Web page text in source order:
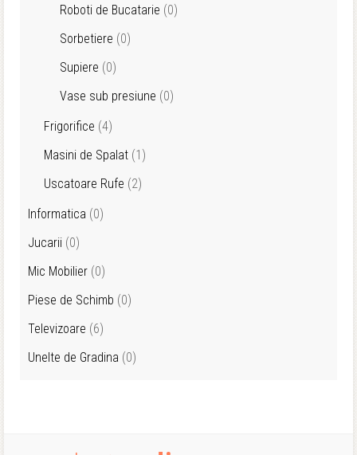
Roboti de Bucatarie (0)
Sorbetiere (0)
Supiere (0)
Vase sub presiune (0)
Frigorifice (4)
Masini de Spalat (1)
Uscatoare Rufe (2)
Informatica (0)
Jucarii (0)
Mic Mobilier (0)
Piese de Schimb (0)
Televizoare (6)
Unelte de Gradina (0)